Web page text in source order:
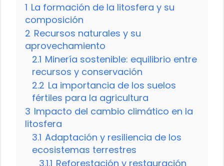
1 La formación de la litosfera y su
composición
2 Recursos naturales y su
aprovechamiento
2.1 Minería sostenible: equilibrio entre
recursos y conservación
2.2 La importancia de los suelos
fértiles para la agricultura
3 Impacto del cambio climático en la
litosfera
3.1 Adaptación y resiliencia de los
ecosistemas terrestres
3.1.1 Reforestación y restauración